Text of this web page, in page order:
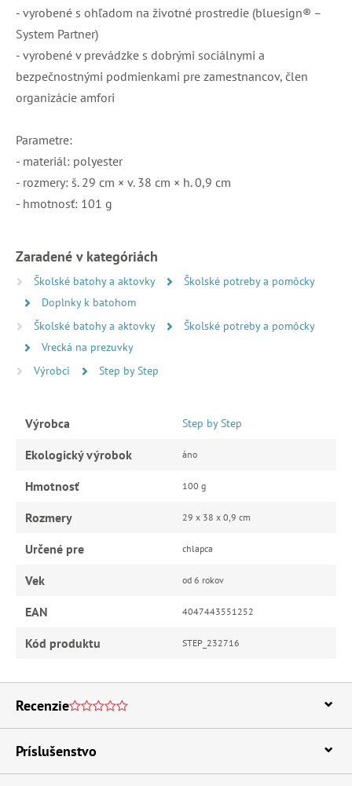
- vyrobené s ohľadom na životné prostredie (bluesign® –
System Partner)
- vyrobené v prevádzke s dobrými sociálnymi a
bezpečnostnými podmienkami pre zamestnancov, člen
organizácie amfori
Parametre:
- materiál: polyester
- rozmery: š. 29 cm × v. 38 cm × h. 0,9 cm
- hmotnosť: 101 g
Zaradené v kategóriách
Školské batohy a aktovky
Školské potreby a pomôcky
Doplnky k batohom
Školské batohy a aktovky
Školské potreby a pomôcky
Vrecká na prezuvky
Výrobci
Step by Step
Výrobca Step by Step
Ekologický výrobok áno
Hmotnosť 100 g
Rozmery 29 x 38 x 0,9 cm
Určené pre chlapca
Vek od 6 rokov
EAN 4047443551252
Kód produktu STEP_232716
Recenzie
Príslušenstvo